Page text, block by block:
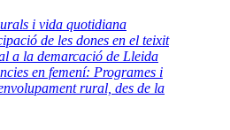
i vida quotidiana
de les dones en el teixit
a la demarcació de Lleida
en femení: Programes i
rural, des de la